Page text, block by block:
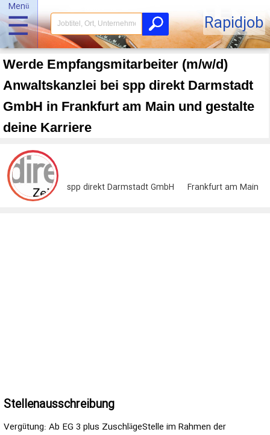
Menü
☰ Rapidjob
Werde Empfangsmitarbeiter (m/w/d)
Anwaltskanzlei bei spp direkt Darmstadt
GmbH in Frankfurt am Main und gestalte
deine Karriere
spp direkt Darmstadt GmbH Frankfurt am Main
Stellenausschreibung
Vergütung: Ab EG 3 plus ZuschlägeStelle im Rahmen der